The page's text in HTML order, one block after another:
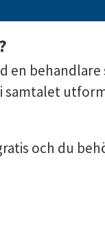
en
samtalet
och du